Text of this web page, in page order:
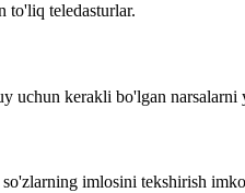
to'liq teledasturlar.
uchun kerakli bo'lgan
imlosini tekshirish